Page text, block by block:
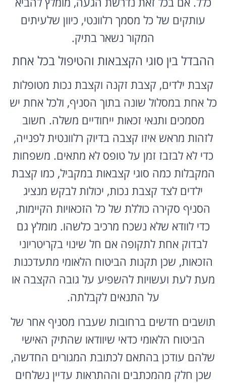
עותקים של כל מסמך רלוונטי, כיוון שלעיתים
המקור נשאר בתיק.
ההבדל בין סוגי הקצבאות והטיפול בכל אחת
קצבת ילדים, קצבת זקנה וקצבת נכות מטופלות
כל אחת במסלול שונה בתוך הסניף, ולכל אחת יש
מסמכים ותנאי זכאות ייחודיים משלה. חשוב
לזהות מראש איזו קצבה בדיוק רלוונטית לפנייה,
כדי לא לבזבז זמן על טופס לא מתאים. משפחות
המקבלות כמה סוגי קצבאות במקביל, כמו קצבת
ילדים לצד קצבת נכות, יכולות לבקש מנציג
הסניף סקירה כוללת של כל הזכאויות הקיימות,
כדי לוודא שלא נשכח מרכיב כלשהו. מומלץ גם
לבדוק אחת לתקופה אם חל שינוי בקריטריוני
הזכאות, שכן תקנות הביטוח הלאומי מתעדכנות
מעת לעת ועשויות להשפיע על גובה הקצבה או
על התנאים לקבלתה.
תושבים חדשים ברחובות שעברו מסניף אחר של
הביטוח הלאומי כדאי שיוודאו שהתיק האישי
שלהם עודכן בהתאם לכתובת המגורים החדשה,
שכן חלק מהמכתבים וההתראות עדיין נשלחים